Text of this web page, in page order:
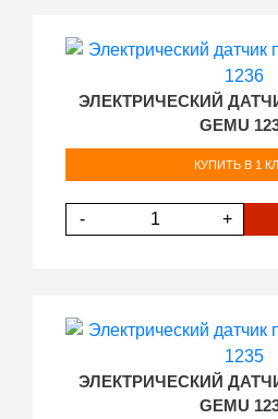
ЭЛЕКТРИЧЕСКИЙ
GEMU
КУПИТЬ В 1
- +
ЭЛЕКТРИЧЕСКИЙ
GEMU